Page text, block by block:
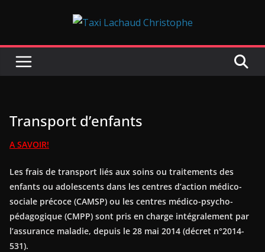
Transport d’enfants
A SAVOIR!
Les frais de transport liés aux soins ou traitements des
enfants ou adolescents dans les centres d’action médico-
sociale précoce (CAMSP) ou les centres médico-psycho-
pédagogique (CMPP) sont pris en charge intégralement par
l’assurance maladie, depuis le 28 mai 2014 (décret n°2014-
531).